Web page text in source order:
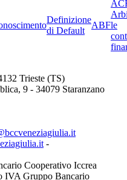
Definizione
di Default
ABFle
Trieste (TS)
9 - 34079 Staranzano
-
Cooperativo Iccrea
IVA Gruppo Bancario